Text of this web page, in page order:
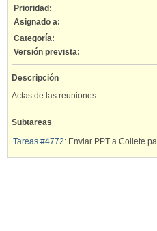
Prioridad:
Asignado a:
Categoría:
Versión prevista:
Descripción
Actas de las reuniones
Subtareas
Tareas #4772: Enviar PPT a Collete